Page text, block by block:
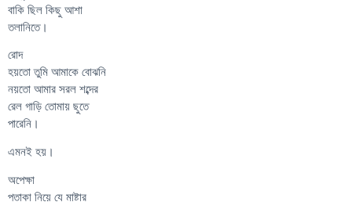
বাকি ছিল কিছু আশা
তলানিতে।
রোদ
হয়তো তুমি আমাকে বোঝনি
নয়তো আমার সরল শব্দের
রেল গাড়ি তোমায় ছুতে
পারেনি।
এমনই হয়।
অপেক্ষা
পতাকা নিয়ে যে মাষ্টার